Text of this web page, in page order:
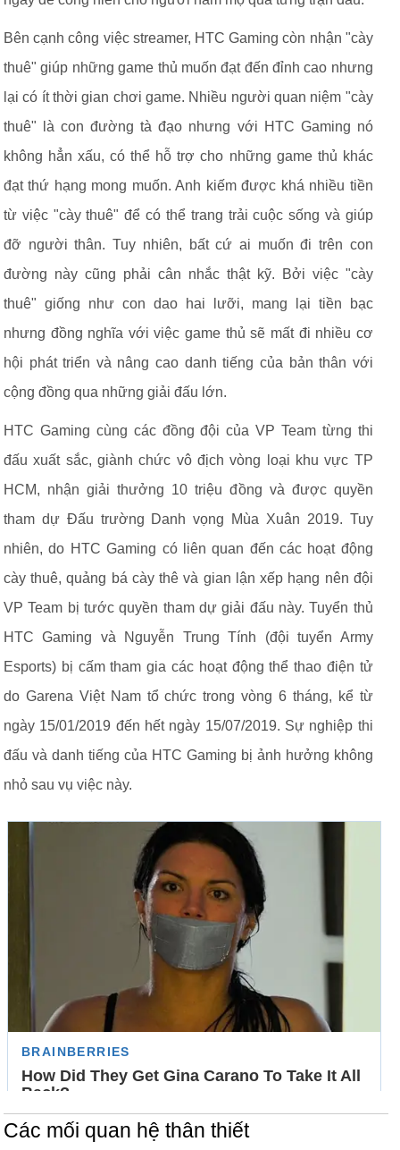
Bên cạnh công việc streamer, HTC Gaming còn nhận "cày
thuê" giúp những game thủ muốn đạt đến đỉnh cao nhưng
lại có ít thời gian chơi game. Nhiều người quan niệm "cày
thuê" là con đường tà đạo nhưng với HTC Gaming nó
không hẳn xấu, có thể hỗ trợ cho những game thủ khác
đạt thứ hạng mong muốn. Anh kiếm được khá nhiều tiền
từ việc "cày thuê" để có thể trang trải cuộc sống và giúp
đỡ người thân. Tuy nhiên, bất cứ ai muốn đi trên con
đường này cũng phải cân nhắc thật kỹ. Bởi việc "cày
thuê" giống như con dao hai lưỡi, mang lại tiền bạc
nhưng đồng nghĩa với việc game thủ sẽ mất đi nhiều cơ
hội phát triển và nâng cao danh tiếng của bản thân với
cộng đồng qua những giải đấu lớn.
HTC Gaming cùng các đồng đội của VP Team từng thi
đấu xuất sắc, giành chức vô địch vòng loại khu vực TP
HCM, nhận giải thưởng 10 triệu đồng và được quyền
tham dự Đấu trường Danh vọng Mùa Xuân 2019. Tuy
nhiên, do HTC Gaming có liên quan đến các hoạt động
cày thuê, quảng bá cày thê và gian lận xếp hạng nên đội
VP Team bị tước quyền tham dự giải đấu này. Tuyển thủ
HTC Gaming và Nguyễn Trung Tính (đội tuyển Army
Esports) bị cấm tham gia các hoạt động thể thao điện tử
do Garena Việt Nam tổ chức trong vòng 6 tháng, kể từ
ngày 15/01/2019 đến hết ngày 15/07/2019. Sự nghiệp thi
đấu và danh tiếng của HTC Gaming bị ảnh hưởng không
nhỏ sau vụ việc này.
Các mối quan hệ thân thiết